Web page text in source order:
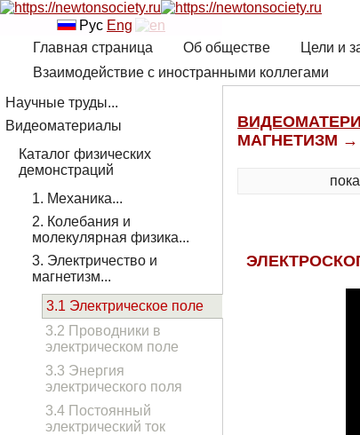
Рус Eng
Главная страница
Об обществе Цели и
Взаимодействие с иностранными коллегами
МАГНЕТИЗМ →
Научные труды...
Видеоматериалы
Каталог физических
демонстраций
1. Механика...
2. Колебания и
молекулярная физика...
3. Электричество и
магнетизм...
3.1 Электрическое поле
3.2 Проводники в
электрическом поле
3.3 Энергия
электрического поля
3.4 Постоянный
электрический ток